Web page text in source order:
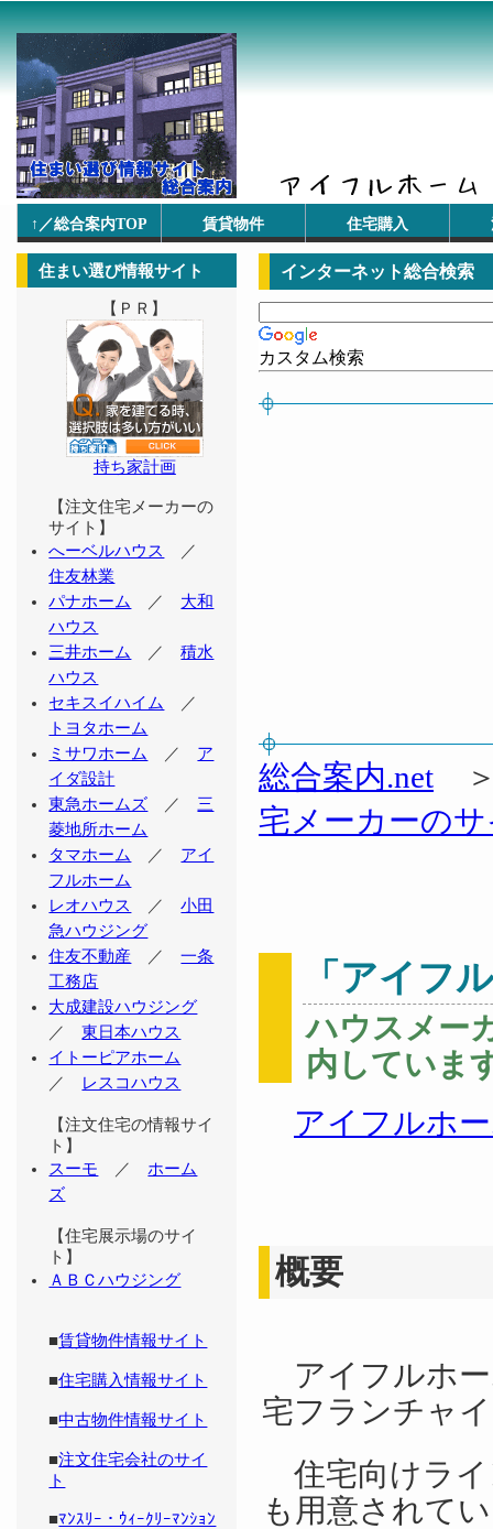
↑／総合案内TOP 賃貸物件 住宅購入
インターネット総合検索
カスタム検索
総合案内.net
宅メーカーの
「アイフ
ハウスメー
内していま
アイフルホ
概要
アイフルホー
宅フランチャ
住宅向けライ
も用意されて
住まい選び情報サイト
【ＰＲ】
持ち家計画
【注文住宅メーカーの
サイト】
へーベルハウス
／
住友林業
パナホーム
／ 大和
ハウス
三井ホーム
／積水
ハウス
セキスイハイム
／
トヨタホーム
ミサワホーム
／ ア
イダ設計
東急ホームズ ／ 三
菱地所ホーム
タマホーム
／ アイ
フルホーム
レオハウス
／小田
急ハウジング
住友不動産 ／一条
工務店
大成建設ハウジング
／東日本ハウス
イトーピアホーム
／ レスコハウス
【注文住宅の情報サイ
ト】
スーモ ／ ホーム
ズ
【住宅展示場のサイ
ト】
ＡＢＣハウジング
■賃貸物件情報サイト
■住宅購入情報サイト
■中古物件情報サイト
■注文住宅会社のサイ
ト
■ﾏﾝｽﾘｰ・ｳｨｰｸﾘｰﾏﾝｼｮﾝ